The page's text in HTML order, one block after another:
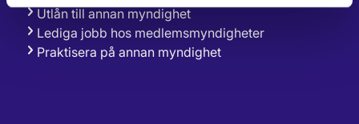
Utlån till annan myndighet
Lediga jobb hos medlemsmyndigheter
Praktisera på annan myndighet